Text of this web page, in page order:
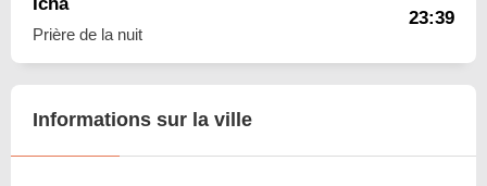
Prière de la nuit
23:39
Informations sur la ville